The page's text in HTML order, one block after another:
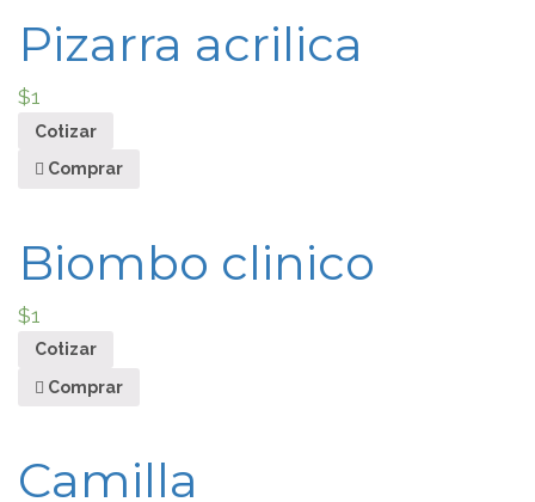
Pizarra acrilica
$1
Cotizar
Comprar
Biombo clinico
$1
Cotizar
Comprar
Camilla